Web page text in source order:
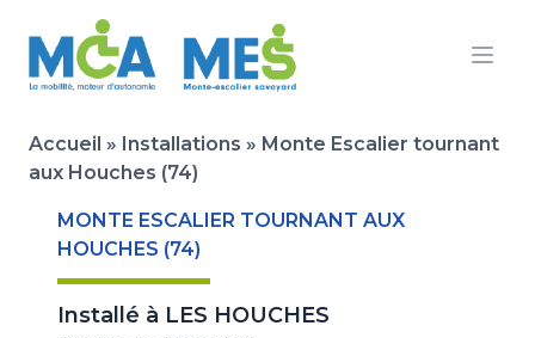
Accueil » Installations » Monte Escalier tournant
aux Houches (74)
MONTE ESCALIER TOURNANT AUX
HOUCHES (74)
Installé à LES HOUCHES